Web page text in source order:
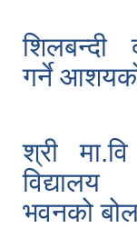
शिलबन्दी
गर्ने
श्री मा.वि
भवनको